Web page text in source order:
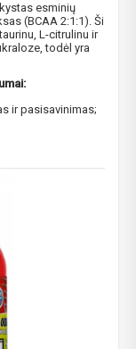
esminių
(BCAA 2:1:1). Ši
L-citrulinu ir
todėl yra
ir pasisavinimas;